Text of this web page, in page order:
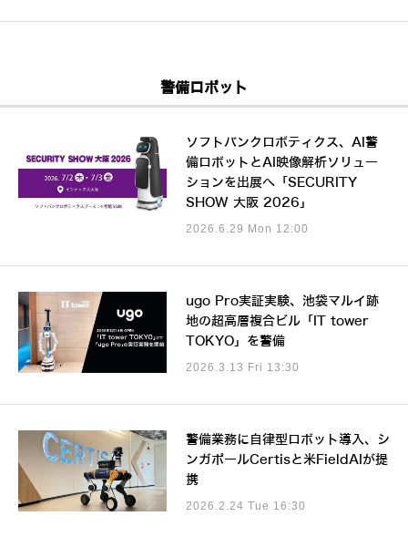
警備ロボット
ソフトバンクロボティクス、AI警
備ロボットとAI映像解析ソリュー
ションを出展へ「SECURITY
SHOW 大阪 2026」
2026.6.29 Mon 12:00
ugo Pro実証実験、池袋マルイ跡
地の超高層複合ビル「IT tower
TOKYO」を警備
2026.3.13 Fri 13:30
警備業務に自律型ロボット導入、シ
ンガポールCertisと米FieldAIが提
携
2026.2.24 Tue 16:30